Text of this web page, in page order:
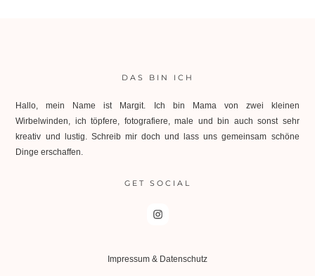
DAS BIN ICH
Hallo, mein Name ist Margit. Ich bin Mama von zwei kleinen
Wirbelwinden, ich töpfere, fotografiere, male und bin auch sonst sehr
kreativ und lustig. Schreib mir doch und lass uns gemeinsam schöne
Dinge erschaffen.
GET SOCIAL
Impressum & Datenschutz